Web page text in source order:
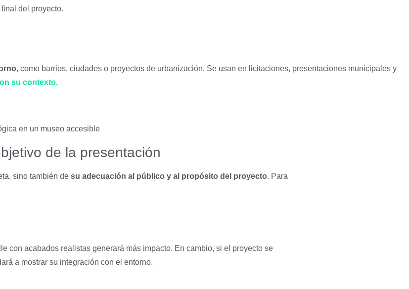
del proyecto.
, como barrios, ciudades o proyectos de urbanización. Se usan en licitaciones, presentaciones municipales y
su contexto.
de la presentación
sino también de su adecuación al público y al propósito del proyecto. Para
con acabados realistas generará más impacto. En cambio, si el proyecto se
a mostrar su integración con el entorno.